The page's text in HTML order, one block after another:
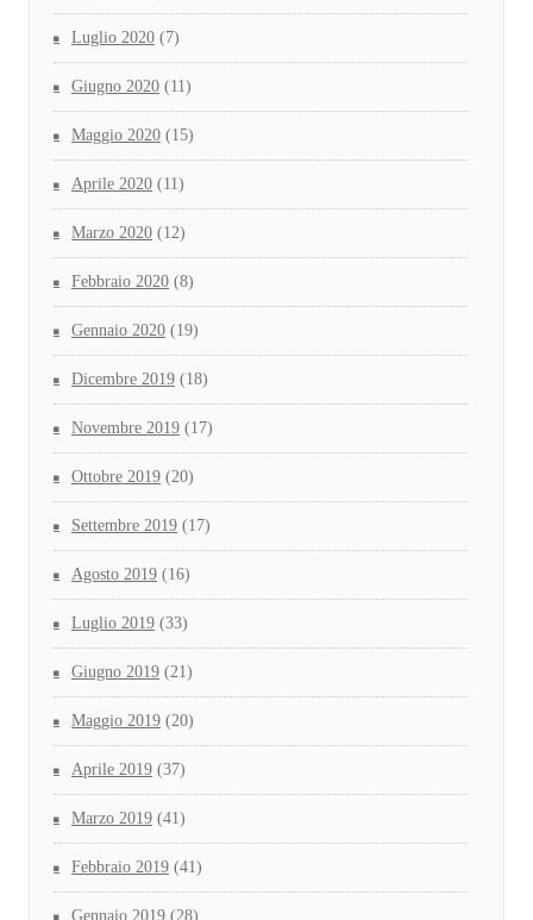
Luglio 2020 (7)
Giugno 2020 (11)
Maggio 2020 (15)
Aprile 2020 (11)
Marzo 2020 (12)
Febbraio 2020 (8)
Gennaio 2020 (19)
Dicembre 2019 (18)
Novembre 2019 (17)
Ottobre 2019 (20)
Settembre 2019 (17)
Agosto 2019 (16)
Luglio 2019 (33)
Giugno 2019 (21)
Maggio 2019 (20)
Aprile 2019 (37)
Marzo 2019 (41)
Febbraio 2019 (41)
Gennaio 2019 (28)